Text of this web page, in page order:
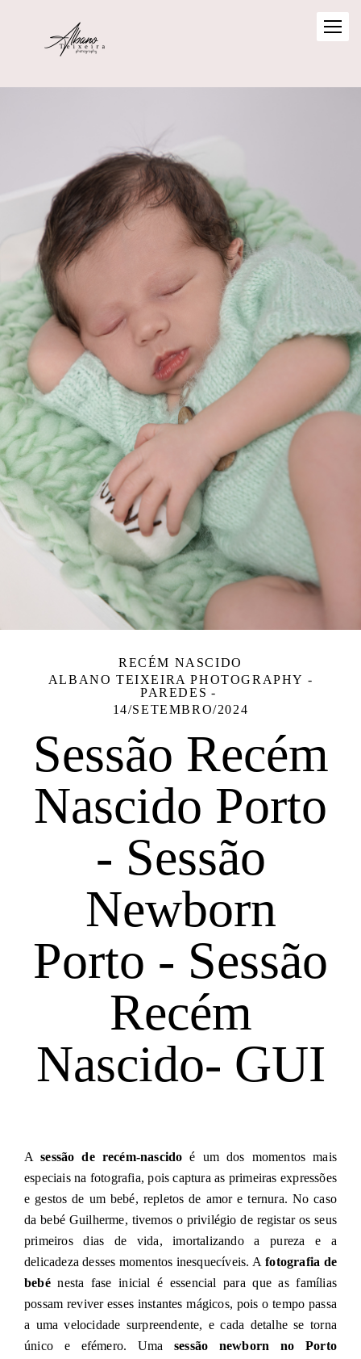
RECÉM NASCIDO
ALBANO TEIXEIRA PHOTOGRAPHY -
PAREDES
14/SETEMBRO/2024
Sessão Recém
Nascido Porto
- Sessão
Newborn
Porto - Sessão
Recém
Nascido- GUI
Asessão de recém-nascido é um dos momentos mais
especiais na fotografia, pois captura as primeiras expressões
e gestos de um bebé, repletos de amor e ternura. No caso
da bebé Guilherme, tivemos o privilégio de registar os seus
primeiros dias de vida, imortalizando a pureza e a
delicadeza desses momentos inesquecíveis. A fotografia de
bebénesta fase inicial é essencial para que as famílias
possam reviver esses instantes mágicos, pois o tempo passa
a uma velocidade surpreendente, e cada detalhe se torna
único e efémero. Umasessão newborn no Porto